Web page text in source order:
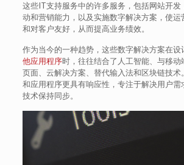
这些IT支持服务中的许多服务，包括网站开发
动和营销能力，以及实施数字解决方案，使运
和对客户友好，从而提高业务绩效。
作为当今的一种趋势，这些数字解决方案在设
他应用程序时，往往结合了人工智能、与移动
页面、云解决方案、替代输入法和区块链技术
和应用程序更具有响应性，专注于解决用户需
技术保持同步。